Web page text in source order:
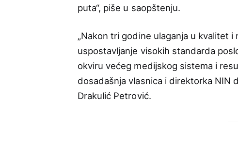
puta“, piše u saopštenju.
„Nakon tri godine ulaganja u kvalitet
uspostavljanje visokih standarda
okviru većeg medijskog sistema i
dosadašnja vlasnica i direktorka NIN
Drakulić Petrović.